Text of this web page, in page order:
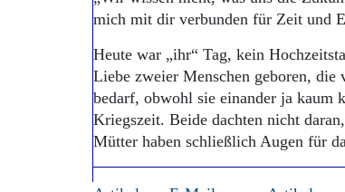
mich mit dir verbunden für Zeit und
Heute war „ihr“ Tag, kein
Liebe zweier Menschen geboren, die
bedarf, obwohl sie einander ja kaum
Kriegszeit. Beide dachten nicht
Mütter haben schließlich Augen für